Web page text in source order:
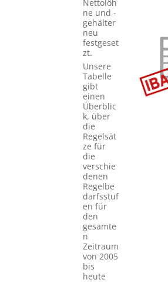
Nettolöh
ne und -
gehälter
neu
festgeset
zt.
Unsere
Tabelle
gibt
einen
Überblic
k, über
die
Regelsät
ze für
die
verschie
denen
Regelbe
darfsstuf
en für
den
gesamte
n
Zeitraum
von 2005
bis
heute